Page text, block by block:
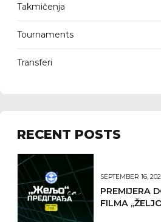
Takmičenja
Tournaments
Transferi
RECENT POSTS
SEPTEMBER 16,
PREMIJERA
FILMA